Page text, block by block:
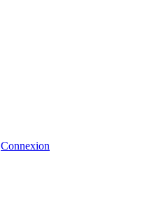
Connexion